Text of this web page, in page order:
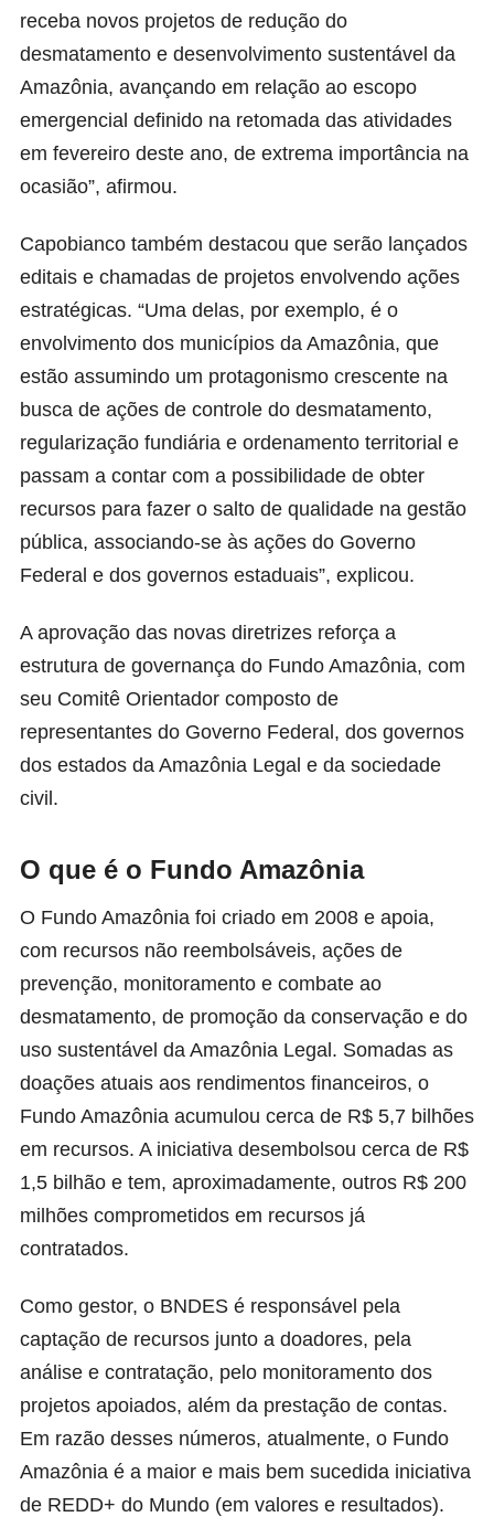
receba novos projetos de redução do
desmatamento e desenvolvimento sustentável da
Amazônia, avançando em relação ao escopo
emergencial definido na retomada das atividades
em fevereiro deste ano, de extrema importância na
ocasião”, afirmou.
Capobianco também destacou que serão lançados
editais e chamadas de projetos envolvendo ações
estratégicas. “Uma delas, por exemplo, é o
envolvimento dos municípios da Amazônia, que
estão assumindo um protagonismo crescente na
busca de ações de controle do desmatamento,
regularização fundiária e ordenamento territorial e
passam a contar com a possibilidade de obter
recursos para fazer o salto de qualidade na gestão
pública, associando-se às ações do Governo
Federal e dos governos estaduais”, explicou.
A aprovação das novas diretrizes reforça a
estrutura de governança do Fundo Amazônia, com
seu Comitê Orientador composto de
representantes do Governo Federal, dos governos
dos estados da Amazônia Legal e da sociedade
civil.
O que é o Fundo Amazônia
O Fundo Amazônia foi criado em 2008 e apoia,
com recursos não reembolsáveis, ações de
prevenção, monitoramento e combate ao
desmatamento, de promoção da conservação e do
uso sustentável da Amazônia Legal. Somadas as
doações atuais aos rendimentos financeiros, o
Fundo Amazônia acumulou cerca de R$ 5,7 bilhões
em recursos. A iniciativa desembolsou cerca de R$
1,5 bilhão e tem, aproximadamente, outros R$ 200
milhões comprometidos em recursos já
contratados.
Como gestor, o BNDES é responsável pela
captação de recursos junto a doadores, pela
análise e contratação, pelo monitoramento dos
projetos apoiados, além da prestação de contas.
Em razão desses números, atualmente, o Fundo
Amazônia é a maior e mais bem sucedida iniciativa
de REDD+ do Mundo (em valores e resultados).